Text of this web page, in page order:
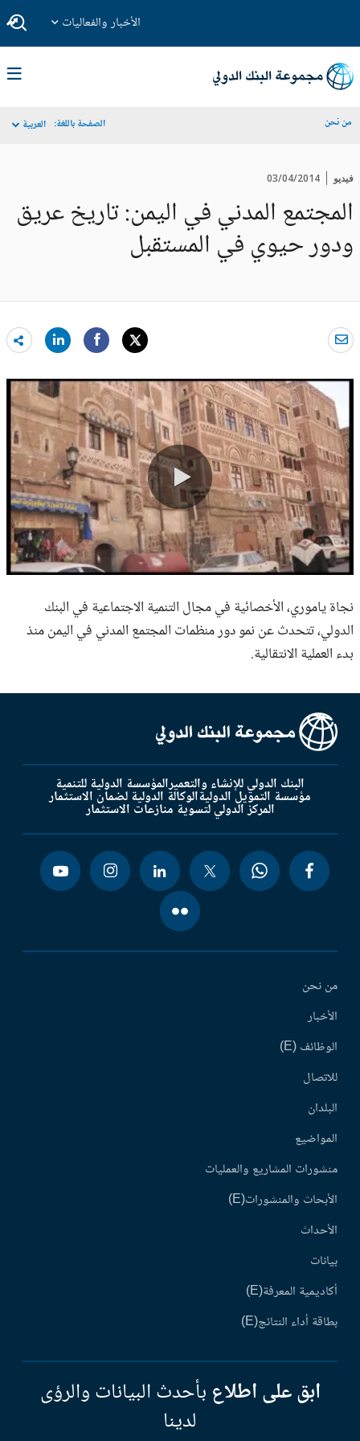
الأخبار والفعاليات
من نحن الصفحة باللغة: العربية
فيديو 03/04/2014
المجتمع المدني في اليمن: تاريخ عريق
ودور حيوي في المستقبل
0:00 / 2:23
نجاة ياموري، الأخصائية في مجال التنمية الاجتماعية في البنك
الدولي، تتحدث عن نمو دور منظمات المجتمع المدني في اليمن منذ
بدء العملية الانتقالية.
البنك الدولي للإنشاء والتعميرالمؤسسة الدولية للتنمية
مؤسسة التمويل الدوليةالوكالة الدولية لضمان الاستثمار
المركز الدولي لتسوية منازعات الاستثمار
من نحن
الأخبار
الوظائف (E)
للاتصال
البلدان
المواضيع
منشورات المشاريع والعمليات
الأبحاث والمنشورات(E)
الأحداث
بيانات
أكاديمية المعرفة(E)
بطاقة أداء النتائج(E)
ابق على اطلاع بأحدث البيانات والرؤى
لدينا